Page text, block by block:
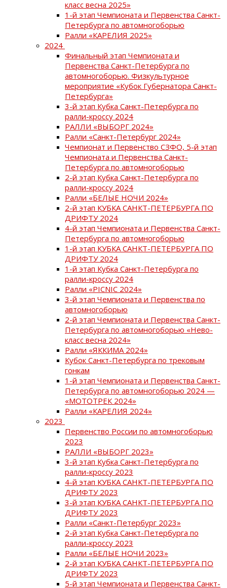
класс весна 2025»
1-й этап Чемпионата и Первенства Санкт-
Петербурга по автомногоборью
Ралли «КАРЕЛИЯ 2025»
2024
Финальный этап Чемпионата и
Первенства Санкт-Петербурга по
автомногоборью. Физкультурное
мероприятие «Кубок Губернатора Санкт-
Петербурга»
3-й этап Кубка Санкт-Петербурга по
ралли-кроссу 2024
РАЛЛИ «ВЫБОРГ 2024»
Ралли «Санкт-Петербург 2024»
Чемпионат и Первенство СЗФО, 5-й этап
Чемпионата и Первенства Санкт-
Петербурга по автомногоборью
2-й этап Кубка Санкт-Петербурга по
ралли-кроссу 2024
Ралли «БЕЛЫЕ НОЧИ 2024»
2-й этап КУБКА САНКТ-ПЕТЕРБУРГА ПО
ДРИФТУ 2024
4-й этап Чемпионата и Первенства Санкт-
Петербурга по автомногоборью
1-й этап КУБКА САНКТ-ПЕТЕРБУРГА ПО
ДРИФТУ 2024
1-й этап Кубка Санкт-Петербурга по
ралли-кроссу 2024
Ралли «PICNIC 2024»
3-й этап Чемпионата и Первенства по
автомногоборью
2-й этап Чемпионата и Первенства Санкт-
Петербурга по автомногоборью «Нево-
класс весна 2024»
Ралли «ЯККИМА 2024»
Кубок Санкт-Петербурга по трековым
гонкам
1-й этап Чемпионата и Первенства Санкт-
Петербурга по автомногоборью 2024 —
«МОТОТРЕК 2024»
Ралли «КАРЕЛИЯ 2024»
2023
Первенство России по автомногоборью
2023
РАЛЛИ «ВЫБОРГ 2023»
3-й этап Кубка Санкт-Петербурга по
ралли-кроссу 2023
4-й этап КУБКА САНКТ-ПЕТЕРБУРГА ПО
ДРИФТУ 2023
3-й этап КУБКА САНКТ-ПЕТЕРБУРГА ПО
ДРИФТУ 2023
Ралли «Санкт-Петербург 2023»
2-й этап Кубка Санкт-Петербурга по
ралли-кроссу 2023
Ралли «БЕЛЫЕ НОЧИ 2023»
2-й этап КУБКА САНКТ-ПЕТЕРБУРГА ПО
ДРИФТУ 2023
5-й этап Чемпионата и Первенства Санкт-